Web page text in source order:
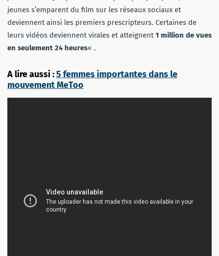
jeunes s’emparent du film sur les réseaux sociaux et
deviennent ainsi les premiers prescripteurs. Certaines de
leurs vidéos deviennent virales et atteignent1 million de vues
en seulement 24 heures« .
A lire aussi :5 femmes importantes dans le
mouvement MeToo